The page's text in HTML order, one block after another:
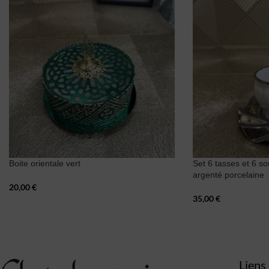
Boite orientale vert
20,00€
Set 6 tasses et 6
argenté porcelaine
35,00€